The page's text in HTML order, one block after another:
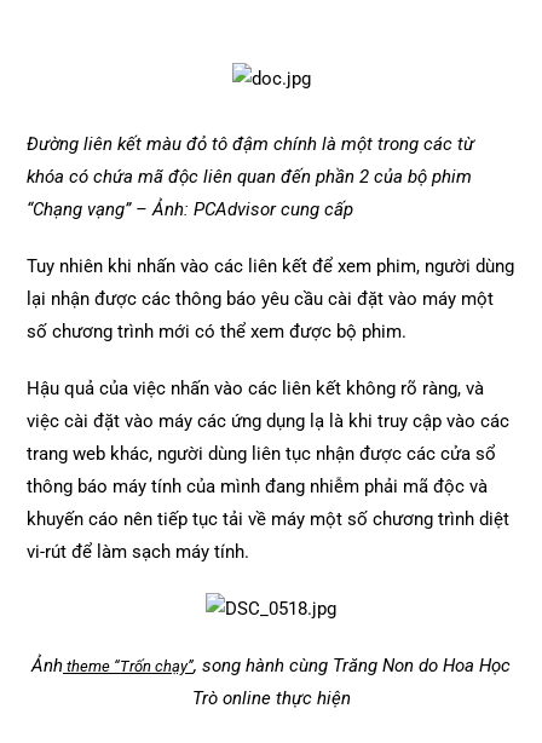
Đường liên kết màu đỏ tô đậm chính là một trong các từ
khóa có chứa mã độc liên quan đến phần 2 của bộ phim
“Chạng vạng” – Ảnh: PCAdvisor cung cấp
Tuy nhiên khi nhấn vào các liên kết để xem phim, người dùng
lại nhận được các thông báo yêu cầu cài đặt vào máy một
số chương trình mới có thể xem được bộ phim.
Hậu quả của việc nhấn vào các liên kết không rõ ràng, và
việc cài đặt vào máy các ứng dụng lạ là khi truy cập vào các
trang web khác, người dùng liên tục nhận được các cửa sổ
thông báo máy tính của mình đang nhiễm phải mã độc và
khuyến cáo nên tiếp tục tải về máy một số chương trình diệt
vi-rút để làm sạch máy tính.
Ảnh theme “Trốn chạy”, song hành cùng Trăng Non do Hoa Học
Trò online thực hiện